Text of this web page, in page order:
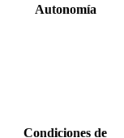
Autonomía
Condiciones de